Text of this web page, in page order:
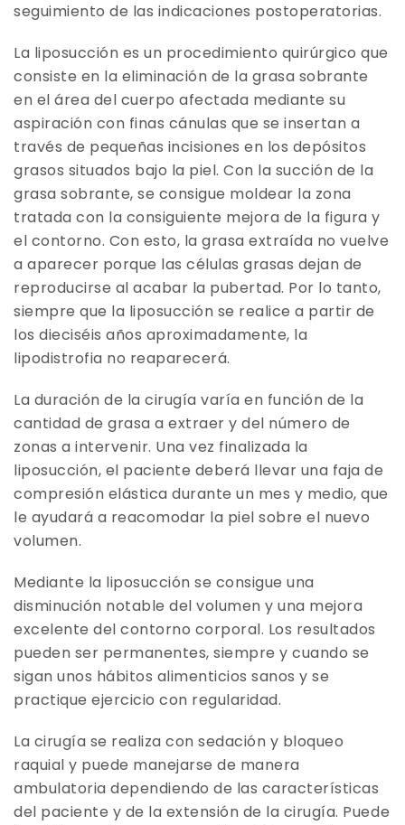
seguimiento de las indicaciones postoperatorias.
La liposucción es un procedimiento quirúrgico que
consiste en la eliminación de la grasa sobrante
en el área del cuerpo afectada mediante su
aspiración con finas cánulas que se insertan a
través de pequeñas incisiones en los depósitos
grasos situados bajo la piel. Con la succión de la
grasa sobrante, se consigue moldear la zona
tratada con la consiguiente mejora de la figura y
el contorno. Con esto, la grasa extraída no vuelve
a aparecer porque las células grasas dejan de
reproducirse al acabar la pubertad. Por lo tanto,
siempre que la liposucción se realice a partir de
los dieciséis años aproximadamente, la
lipodistrofia no reaparecerá.
La duración de la cirugía varía en función de la
cantidad de grasa a extraer y del número de
zonas a intervenir. Una vez finalizada la
liposucción, el paciente deberá llevar una faja de
compresión elástica durante un mes y medio, que
le ayudará a reacomodar la piel sobre el nuevo
volumen.
Mediante la liposucción se consigue una
disminución notable del volumen y una mejora
excelente del contorno corporal. Los resultados
pueden ser permanentes, siempre y cuando se
sigan unos hábitos alimenticios sanos y se
practique ejercicio con regularidad.
La cirugía se realiza con sedación y bloqueo
raquial y puede manejarse de manera
ambulatoria dependiendo de las características
del paciente y de la extensión de la cirugía. Puede